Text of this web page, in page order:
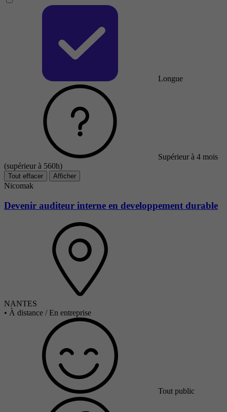
Longue
Supérieur à 4 mois
(supérieur à 560h)
Tout effacer Afficher
Nicomak
Devenir auditeur interne en developpement durable
NANTES
• À distance / En entreprise
Tout public